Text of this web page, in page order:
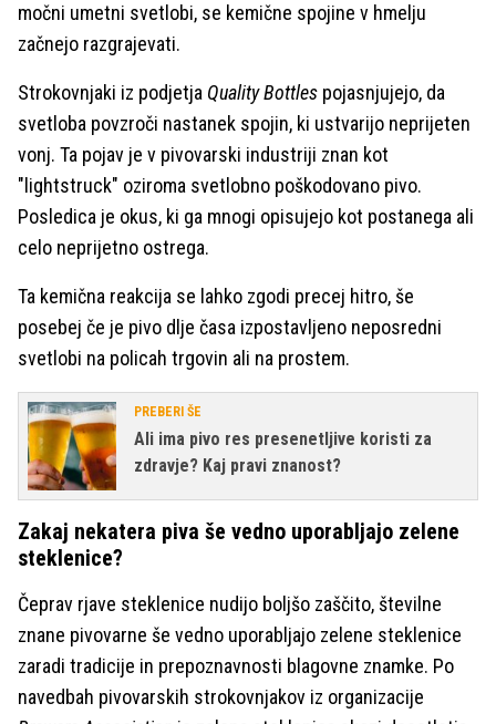
močni umetni svetlobi, se kemične spojine v hmelju
začnejo razgrajevati.
Strokovnjaki iz podjetja Quality Bottles pojasnjujejo, da
svetloba povzroči nastanek spojin, ki ustvarijo neprijeten
vonj. Ta pojav je v pivovarski industriji znan kot
"lightstruck" oziroma svetlobno poškodovano pivo.
Posledica je okus, ki ga mnogi opisujejo kot postanega ali
celo neprijetno ostrega.
Ta kemična reakcija se lahko zgodi precej hitro, še
posebej če je pivo dlje časa izpostavljeno neposredni
svetlobi na policah trgovin ali na prostem.
PREBERI ŠE
Ali ima pivo res presenetljive koristi za
zdravje? Kaj pravi znanost?
Zakaj nekatera piva še vedno uporabljajo zelene
steklenice?
Čeprav rjave steklenice nudijo boljšo zaščito, številne
znane pivovarne še vedno uporabljajo zelene steklenice
zaradi tradicije in prepoznavnosti blagovne znamke. Po
navedbah pivovarskih strokovnjakov iz organizacije